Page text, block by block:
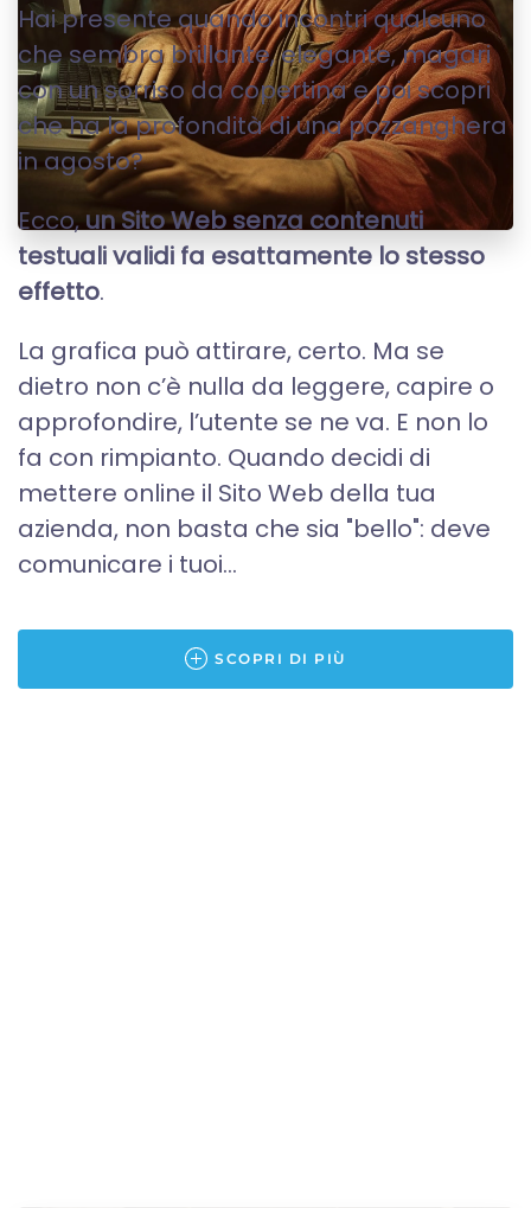
Hai presente quando incontri qualcuno
che sembra brillante, elegante, magari
con un sorriso da copertina e poi scopri
che ha la profondità di una pozzanghera
in agosto?
Ecco, un Sito Web senza contenuti
testuali validi fa esattamente lo stesso
effetto.
La grafica può attirare, certo. Ma se
dietro non c’è nulla da leggere, capire o
approfondire, l’utente se ne va. E non lo
fa con rimpianto. Quando decidi di
mettere online il Sito Web della tua
azienda, non basta che sia "bello": deve
comunicare i tuoi...
SCOPRI DI PIÙ